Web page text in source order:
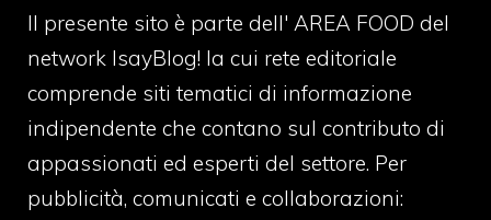
Il presente sito è parte dell' AREA FOOD del
network IsayBlog! la cui rete editoriale
comprende siti tematici di informazione
indipendente che contano sul contributo di
appassionati ed esperti del settore. Per
pubblicità, comunicati e collaborazioni: